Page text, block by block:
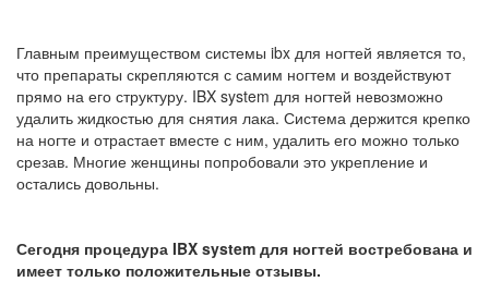
Главным преимуществом системы ibx для ногтей является то,
что препараты скрепляются с самим ногтем и воздействуют
прямо на его структуру. IBX system для ногтей невозможно
удалить жидкостью для снятия лака. Система держится крепко
на ногте и отрастает вместе с ним, удалить его можно только
срезав. Многие женщины попробовали это укрепление и
остались довольны.
Сегодня процедура IBX system для ногтей востребована и
имеет только положительные отзывы.